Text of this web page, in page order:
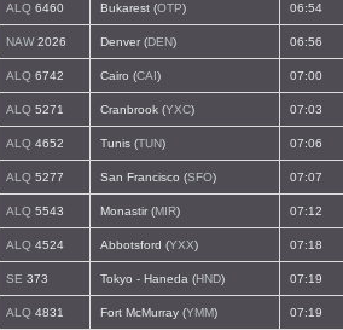
ALQ 6460 Bukarest (OTP) 06:54
NAW2026 Denver (DEN) 06:56
ALQ 6742 Cairo (CAI) 07:00
ALQ 5271 Cranbrook (YXC) 07:03
ALQ 4652 Tunis (TUN) 07:06
ALQ 5277 San Francisco (SFO) 07:07
ALQ 5543 Monastir (MIR) 07:12
ALQ 4524 Abbotsford (YXX) 07:18
SE 373 Tokyo - Haneda (HND) 07:19
ALQ 4831 Fort McMurray (YMM) 07:19